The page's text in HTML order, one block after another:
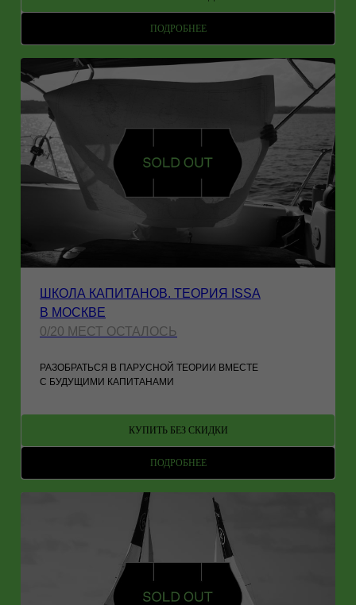
ПОДРОБНЕЕ
ШКОЛА КАПИТАНОВ. ТЕОРИЯ ISSA
В МОСКВЕ
0/20 МЕСТ ОСТАЛОСЬ
РАЗОБРАТЬСЯ В ПАРУСНОЙ ТЕОРИИ ВМЕСТЕ
С БУДУЩИМИ КАПИТАНАМИ
КУПИТЬ БЕЗ СКИДКИ
ПОДРОБНЕЕ